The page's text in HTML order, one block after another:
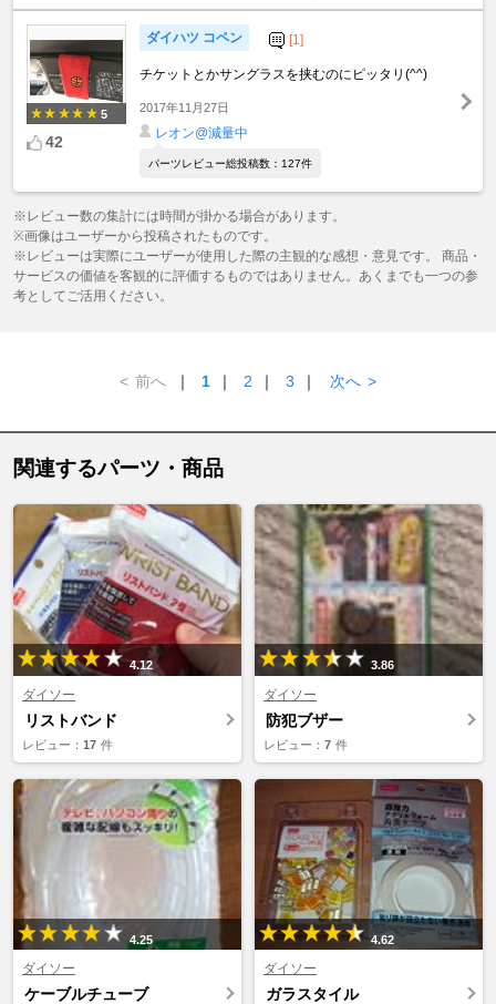
5
42
ダイハツ コペン [1]
チケットとかサングラスを挟むのにピッタリ(^^)
2017年11月27日
レオン@減量中
パーツレビュー総投稿数：127件
※レビュー数の集計には時間が掛かる場合があります。
※画像はユーザーから投稿されたものです。
※レビューは実際にユーザーが使用した際の主観的な感想・意見です。 商品・
サービスの価値を客観的に評価するものではありません。あくまでも一つの参
考としてご活用ください。
< 前へ ｜ 1 ｜ 2 ｜ 3 ｜ 次へ >
関連するパーツ・商品
4.12
ダイソー
リストバンド
レビュー： 17 件
3.86
ダイソー
防犯ブザー
レビュー： 7 件
4.25
ダイソー
ケーブルチューブ
4.62
ダイソー
ガラスタイル